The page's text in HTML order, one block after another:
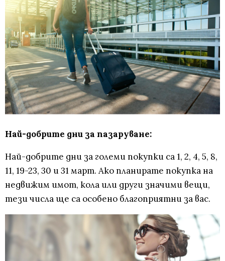
Най-добрите дни за пазаруване:
Най-добрите дни за големи покупки са 1, 2, 4, 5, 8,
11, 19-23, 30 и 31 март. Ако планирате покупка на
недвижим имот, кола или други значими вещи,
тези числа ще са особено благоприятни за вас.